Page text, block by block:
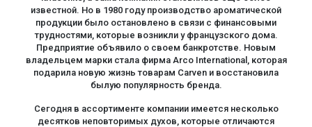
известной. Но в 1980 году производство ароматической
продукции было остановлено в связи с финансовыми
трудностями, которые возникли у французского дома.
Предприятие объявило о своем банкротстве. Новым
владельцем марки стала фирма Arco International, которая
подарила новую жизнь товарам Carven и восстановила
былую популярность бренда.
Сегодня в ассортименте компании имеется несколько
десятков неповторимых духов, которые отличаются